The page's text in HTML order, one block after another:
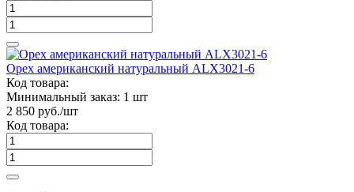
Орех американский натуральный ALX3021-6
Код товара:
Минимальный заказ: 1 шт
2 850 руб./шт
Код товара: